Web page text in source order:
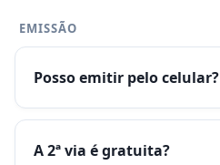
EMISSÃO
Posso emitir pelo celular?
A 2ª via é gratuita?